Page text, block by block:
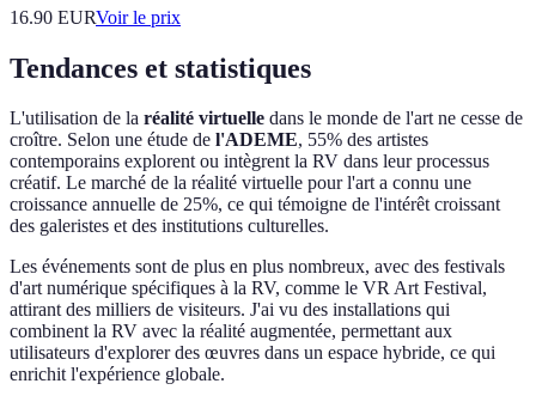
16.90 EURVoir le prix
Tendances et statistiques
L'utilisation de la réalité virtuelle dans le monde de l'art ne cesse de
croître. Selon une étude de l'ADEME, 55% des artistes
contemporains explorent ou intègrent la RV dans leur processus
créatif. Le marché de la réalité virtuelle pour l'art a connu une
croissance annuelle de 25%, ce qui témoigne de l'intérêt croissant
des galeristes et des institutions culturelles.
Les événements sont de plus en plus nombreux, avec des festivals
d'art numérique spécifiques à la RV, comme le VR Art Festival,
attirant des milliers de visiteurs. J'ai vu des installations qui
combinent la RV avec la réalité augmentée, permettant aux
utilisateurs d'explorer des œuvres dans un espace hybride, ce qui
enrichit l'expérience globale.